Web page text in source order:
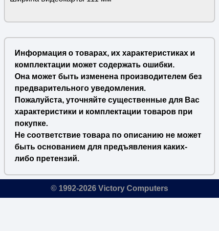
Информация о товарах, их характеристиках и
комплектации может содержать ошибки.
Она может быть изменена производителем без
предварительного уведомления.
Пожалуйста, уточняйте существенные для Вас
характеристики и комплектации товаров при
покупке.
Не соответствие товара по описанию не может
быть основанием для предъявления каких-
либо претензий.
© 1992-2026 Victory Computers